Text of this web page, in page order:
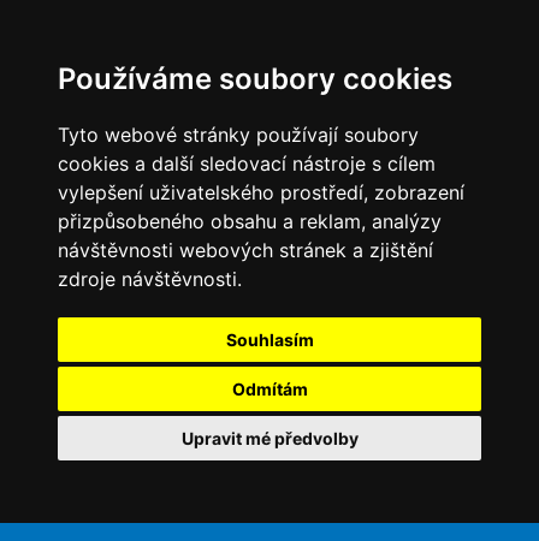
Používáme soubory cookies
Tyto webové stránky používají soubory
cookies a další sledovací nástroje s cílem
vylepšení uživatelského prostředí, zobrazení
přizpůsobeného obsahu a reklam, analýzy
návštěvnosti webových stránek a zjištění
zdroje návštěvnosti.
Souhlasím
Odmítám
Upravit mé předvolby